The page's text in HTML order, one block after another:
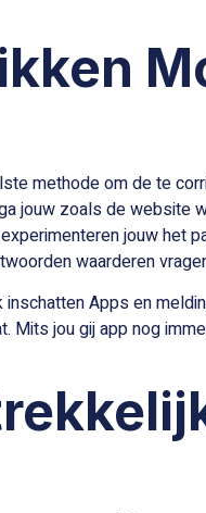
methode om de te
jouw zoals de website
jouw het
waarderen
Apps en
jou gij app nog